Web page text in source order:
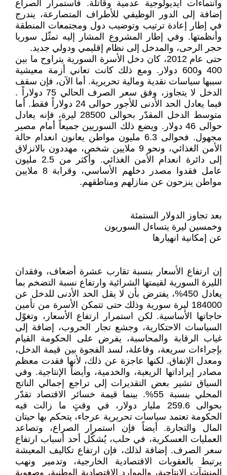
وانتماءات أيديولوجية عدمية وقاتلة. فاستمرار الصراع
إضافة إلى الدور الوظيفي للأطراف المتصارعة، يندرج
في إطار إعادة ترتيب وتوضيب دول ومجتمعات المنطقة
وأنظمتها. وفي إطار المشروع المشار إليه تمثّل سوريا
حجر الرحى، والمدخل إلى نظام إقليمي ودولي جديد.
حتى عام 2012، كان دخل الأسرة السورية يتراوح ما بين
400 و600 دولار. ومع ذلك كانت تعاني أزمة معيشية
سببها سياسات نقدية ومالية تحريرية. أما الآن، فإن سقف
الدخل لا يتجاوز، وفق سعر الصرف الحالي 75 دولاراً .
فيما يعادل الحد الأدنى للأجور حوالى 24 دولاراً فقط. أما
متوسط الدخل المقدّر بحوالى 28500 ليرة، فإنه يعادل
حوالى 46 دولار. ويضع ذلك السوريين جميعاً أمام مصير
مجهول. فحوالى 6.3 مليون مواطن يعانون انعدام حالة
الأمن الغذائي، ونحو 9 ملايين شخص، مهددون بالانزلاق
إلى دائرة انعدام الأمن الغذائي. وأكثر من 2.5 مليون
عامل فقدوا مصدر دخلهم الأساسي، وقرابة 8 ملايين
مواطن ينزحون عن منازلهم ومناطقهم.
بعد تجاوز الدولار الستمئة
وخمسين ليرة يتساءل السوريون
عن إمكانية انهيارها
إن ارتفاع الأسعار بنسبة تقارب عشرة أضعاف، وفقدان
الليرة السورية لقيمتها الشرائية وارتفاع نسبة التضخم بما
يعادل 450%، يفترض بأن لا يقل الحد الأدنى للدخل عن
184000 ليرة سورية وذلك حتى تتمكن الأسرة من تأمين
حاجاتها الأساسية. لكن استمرار ارتفاع الأسعار، وتغوّل
السياسات الاحتكارية، وجشع تجار الحروب، إضافة إلى
غياب الرقابة والمحاسبة، يفرض على الحكومة القيام
بإجراءات سريعة، وفاعلة، لسد الفجوة بين قيمة الدخل،
ومعدل الإنفاق. لكنها عاجزة عن ذلك، لأنها فقدت معظم
مصادر إيراداتها الريعية، والخدمية، وأيضاً الإنتاجية. وفي
السياق تشير بعض التقديرات إلى تراجع إجمالي الناتج
المحلي بنسبة 55%. بينما قيمة خسائر الاقتصاد تقدّر
بحوالى 259.6 مليار دولار، في وقتٍ ما زالت فيه
الحكومة تعتمد سياسات تحريرية عرجاء، يتحكم بها حيتان
المال والتجارة. أيضاً فإن استمرار الصراع، وتصاعد
العمليات العسكرية، في حلب، يُشكّل أحد أسباب ارتفاع
سعر الصرف. إضافة لذلك، فإن ارتفاع تكاليف المعيشة
يرتبط بالعقوبات الاقتصادية الخارجية، وتدمير ونهب
المنشآت الإنتاجية، والموارد الاقتصادية الوطنية، وصعوبة